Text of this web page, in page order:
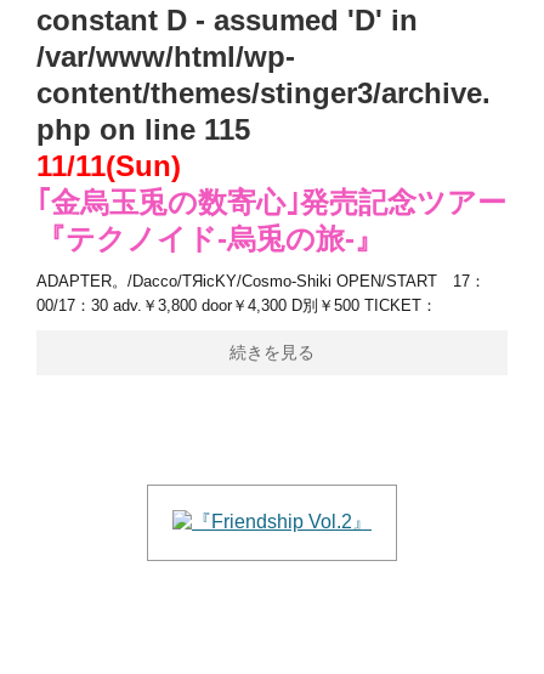
constant D - assumed 'D' in
/var/www/html/wp-
content/themes/stinger3/archive.
php on line 115
11/11(Sun)
｢金烏玉兎の数寄心｣発売記念ツアー
『テクノイド-烏兎の旅-』
ADAPTER。/Dacco/TЯicKY/Cosmo-Shiki OPEN/START 17：
00/17：30 adv.￥3,800 door￥4,300 D別￥500 TICKET：
続きを見る